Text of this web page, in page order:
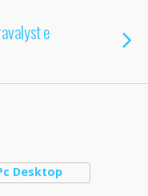
e
Desktop